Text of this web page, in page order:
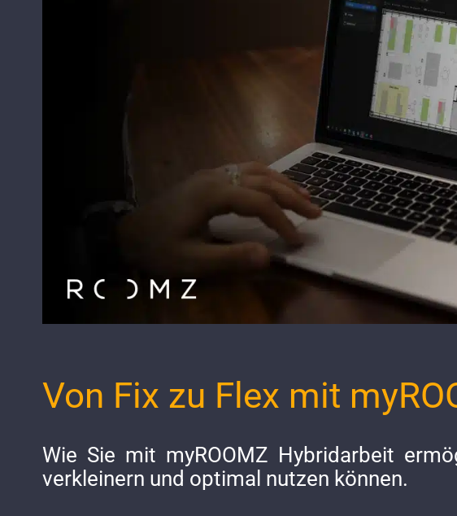
Von Fix zu Flex mit
Wie Sie mit myROOMZ Hybridarbeit
verkleinern und optimal nutzen können.